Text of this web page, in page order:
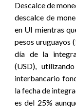
Descalce de
descalce de
en UI mientras
pesos uruguayos
día de la
(USD),
interbancario
la fecha de
es del 25%